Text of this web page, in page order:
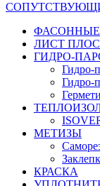
ФАСОННЫЕ
ЛИСТ
ГИДРО-
Гидро-
Гидро-
МЕТИЗЫ
КРАСКА